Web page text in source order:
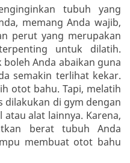
tubuh yang
memang Anda wajib,
perut yang merupakan
untuk dilatih.
Anda abaikan guna
semakin terlihat kekar.
otot bahu. Tapi, melatih
di gym dengan
alat lainnya. Karena,
berat tubuh Anda
membuat otot bahu